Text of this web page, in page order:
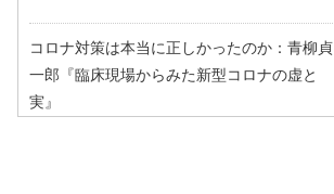
コロナ対策は本当に正しかったのか：青柳貞
一郎『臨床現場からみた新型コロナの虚と
実』